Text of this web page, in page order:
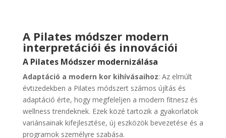
A Pilates módszer modern
interpretációi és innovációi
A Pilates Módszer modernizálása
Adaptáció a modern kor kihívásaihoz: Az elmúlt
évtizedekben a Pilates módszert számos újítás és
adaptáció érte, hogy megfeleljen a modern fitnesz és
wellness trendeknek. Ezek közé tartozik a gyakorlatok
variánsainak kifejlesztése, új eszközök bevezetése és a
programok személyre szabása.